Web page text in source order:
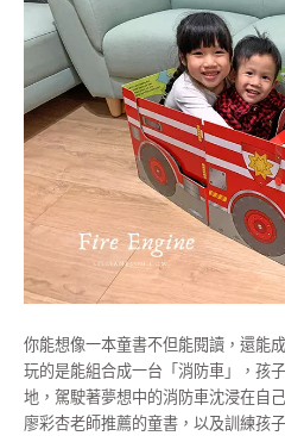
你能想像一本童書不但能閱讀，還能
玩的是能組合成一台「消防車」，孩
地，駕駛著夢想中的消防車沈浸在自
廖彩杏老師推薦的童書，以及訓練孩